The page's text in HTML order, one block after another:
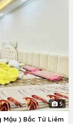
5
Mậu ) Bắc Từ Liêm